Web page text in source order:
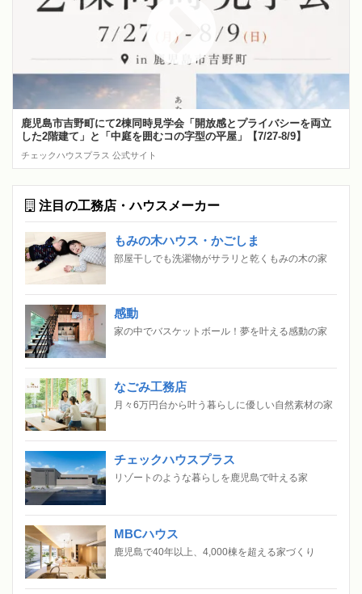
鹿児島市吉野町にて2棟同時見学会「開放感とプライバシーを両立
した2階建て」と「中庭を囲むコの字型の平屋」【7/27-8/9】
チェックハウスプラス 公式サイト
注目の工務店・ハウスメーカー
もみの木ハウス・かごしま
部屋干しでも洗濯物がサラリと乾くもみの木の家
感動
家の中でバスケットボール！夢を叶える感動の家
なごみ工務店
月々6万円台から叶う暮らしに優しい自然素材の家
チェックハウスプラス
リゾートのような暮らしを鹿児島で叶える家
MBCハウス
鹿児島で40年以上、4,000棟を超える家づくり